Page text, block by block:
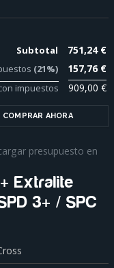
Subtotal 751,24 €
(21%) 157,76 €
impuestos 909,00 €
COMPRAR AHORA
presupuesto en
Extralite
3+ / SPC